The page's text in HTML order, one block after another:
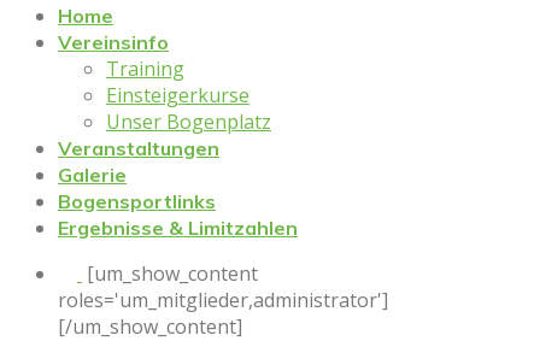
Home
Vereinsinfo
Training
Einsteigerkurse
Unser Bogenplatz
Veranstaltungen
Galerie
Bogensportlinks
Ergebnisse & Limitzahlen
[um_show_content
roles='um_mitglieder,administrator']
[/um_show_content]